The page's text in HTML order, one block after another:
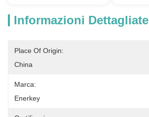
Informazioni Dettagliate
Place Of Origin:
China
Marca:
Enerkey